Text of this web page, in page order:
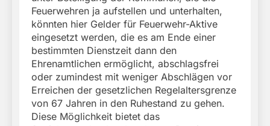
Feuerwehren ja aufstellen und unterhalten,
könnten hier Gelder für Feuerwehr-Aktive
eingesetzt werden, die es am Ende einer
bestimmten Dienstzeit dann den
Ehrenamtlichen ermöglicht, abschlagsfrei
oder zumindest mit weniger Abschlägen vor
Erreichen der gesetzlichen Regelaltersgrenze
von 67 Jahren in den Ruhestand zu gehen.
Diese Möglichkeit bietet das